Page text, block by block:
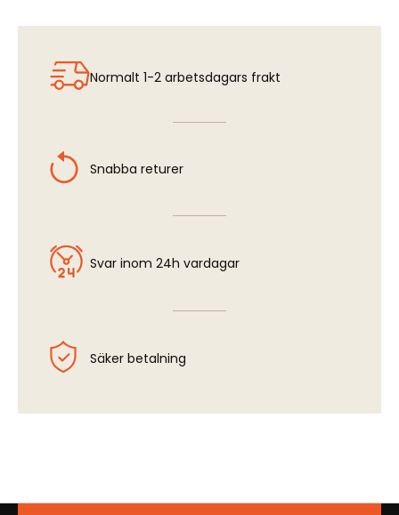
Normalt 1-2 arbetsdagars frakt
Snabba returer
Svar inom 24h vardagar
Säker betalning